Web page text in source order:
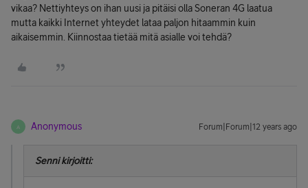
vikaa? Nettiyhteys on ihan uusi ja pitäisi olla Soneran 4G laatua
mutta kaikki Internet yhteydet lataa paljon hitaammin kuin
aikaisemmin. Kiinnostaa tietää mitä asialle voi tehdä?
A Anonymous Forum|Forum|12 years ago
Senni kirjoitti: